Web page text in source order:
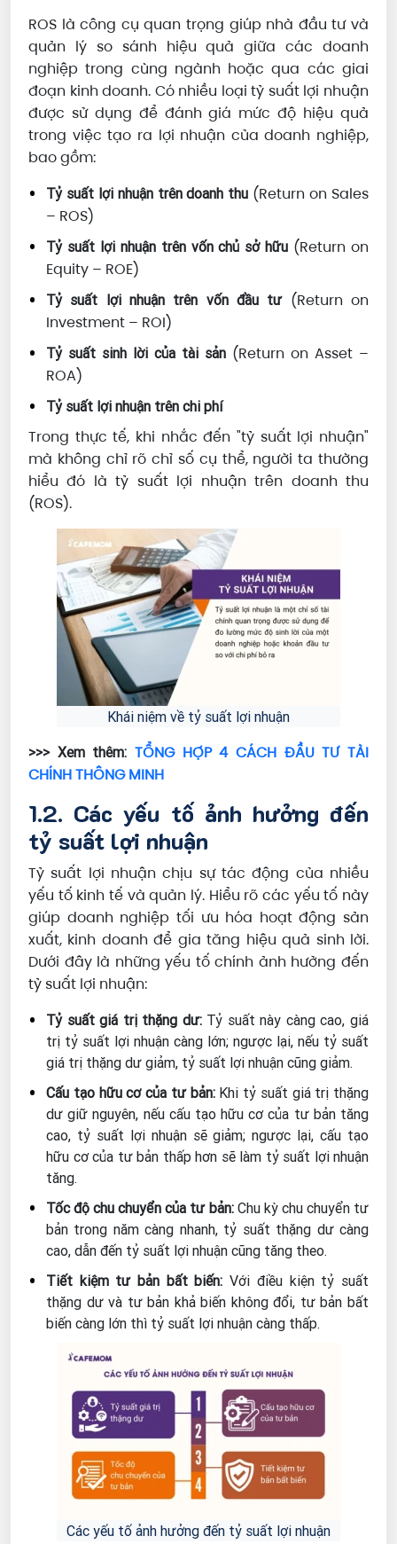
ROS là công cụ quan trọng giúp nhà đầu tư và
quản lý so sánh hiệu quả giữa các doanh
nghiệp trong cùng ngành hoặc qua các giai
đoạn kinh doanh. Có nhiều loại tỷ suất lợi nhuận
được sử dụng để đánh giá mức độ hiệu quả
trong việc tạo ra lợi nhuận của doanh nghiệp,
bao gồm:
Tỷ suất lợi nhuận trên doanh thu (Return on Sales
– ROS)
Tỷ suất lợi nhuận trên vốn chủ sở hữu (Return on
Equity – ROE)
Tỷ suất lợi nhuận trên vốn đầu tư(Return on
Investment – ROI)
Tỷ suất sinh lời của tài sản (Return on Asset –
ROA)
Tỷ suất lợi nhuận trên chi phí
Trong thực tế, khi nhắc đến "tỷ suất lợi nhuận"
mà không chỉ rõ chỉ số cụ thể, người ta thường
hiểu đó là tỷ suất lợi nhuận trên doanh thu
(ROS).
Khái niệm về tỷ suất lợi nhuận
>>> Xem thêm: TỔNG HỢP 4 CÁCH ĐẦU TƯ TÀI
CHÍNH THÔNG MINH
1.2. Các yếu tố ảnh hưởng đến
tỷ suất lợi nhuận
Tỷ suất lợi nhuận chịu sự tác động của nhiều
yếu tố kinh tế và quản lý. Hiểu rõ các yếu tố này
giúp doanh nghiệp tối ưu hóa hoạt động sản
xuất, kinh doanh để gia tăng hiệu quả sinh lời.
Dưới đây là những yếu tố chính ảnh hưởng đến
tỷ suất lợi nhuận:
Tỷ suất giá trị thặng dư:Tỷ suất này càng cao, giá
trị tỷ suất lợi nhuận càng lớn; ngược lại, nếu tỷ suất
giá trị thặng dư giảm, tỷ suất lợi nhuận cũng giảm.
Cấu tạo hữu cơ của tư bản:Khi tỷ suất giá trị thặng
dư giữ nguyên, nếu cấu tạo hữu cơ của tư bản tăng
cao, tỷ suất lợi nhuận sẽ giảm; ngược lại, cấu tạo
hữu cơ của tư bản thấp hơn sẽ làm tỷ suất lợi nhuận
tăng.
Tốc độ chu chuyển của tư bản:Chu kỳ chu chuyển tư
bản trong năm càng nhanh, tỷ suất thặng dư càng
cao, dẫn đến tỷ suất lợi nhuận cũng tăng theo.
Tiết kiệm tư bản bất biến: Với điều kiện tỷ suất
thặng dư và tư bản khả biến không đổi, tư bản bất
biến càng lớn thì tỷ suất lợi nhuận càng thấp.
Các yếu tố ảnh hưởng đến tỷ suất lợi nhuận